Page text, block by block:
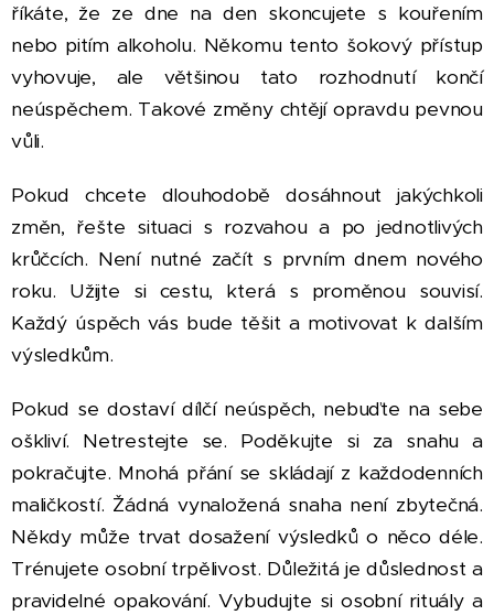
říkáte, že ze dne na den skoncujete s kouřením
nebo pitím alkoholu. Někomu tento šokový přístup
vyhovuje, ale většinou tato rozhodnutí končí
neúspěchem. Takové změny chtějí opravdu pevnou
vůli.
Pokud chcete dlouhodobě dosáhnout jakýchkoli
změn, řešte situaci s rozvahou a po jednotlivých
krůčcích. Není nutné začít s prvním dnem nového
roku. Užijte si cestu, která s proměnou souvisí.
Každý úspěch vás bude těšit a motivovat k dalším
výsledkům.
Pokud se dostaví dílčí neúspěch, nebuďte na sebe
oškliví. Netrestejte se. Poděkujte si za snahu a
pokračujte. Mnohá přání se skládají z každodenních
maličkostí. Žádná vynaložená snaha není zbytečná.
Někdy může trvat dosažení výsledků o něco déle.
Trénujete osobní trpělivost. Důležitá je důslednost a
pravidelné opakování. Vybudujte si osobní rituály a